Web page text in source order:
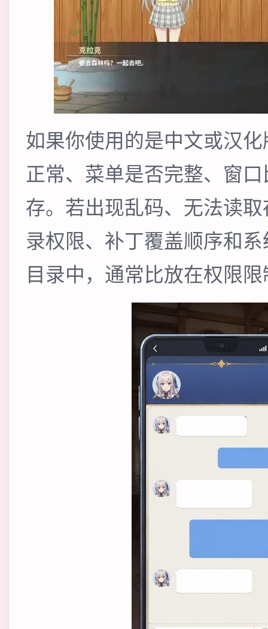
如果你使用的是中文或汉
正常、菜单是否完整、窗
存。若出现乱码、无法读
录权限、补丁覆盖顺序和
目录中，通常比放在权限